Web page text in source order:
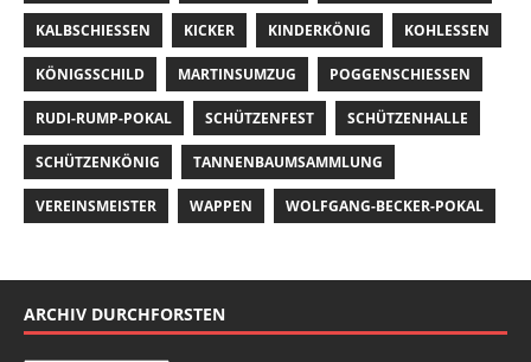
KALBSCHIESSEN KICKER KINDERKÖNIG KOHLESSEN
KÖNIGSSCHILD MARTINSUMZUG POGGENSCHIESSEN
RUDI-RUMP-POKAL SCHÜTZENFEST SCHÜTZENHALLE
SCHÜTZENKÖNIG TANNENBAUMSAMMLUNG
VEREINSMEISTER WAPPEN WOLFGANG-BECKER-POKAL
ARCHIV DURCHFORSTEN